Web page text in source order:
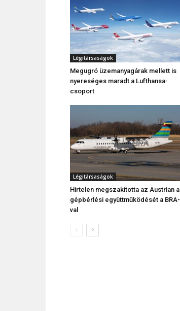
Légitársaságok
Megugró üzemanyagárak mellett is
nyereséges maradt a Lufthansa-
csoport
Légitársaságok
Hirtelen megszakította az Austrian a
gépbérlési együttműködését a BRA-
val